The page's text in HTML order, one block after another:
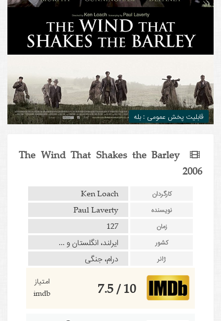
قابلیت پخش عمومی : بله
The Wind That Shakes the Barley
2006
کارگردان Ken Loach
نویسنده Paul Laverty
زمان 127
کشور ایرلند، انگلستان و ...
ژانر درام، جنگی
10 / 7.5
امتیاز
imdb